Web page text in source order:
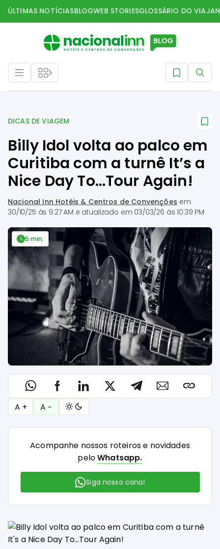
ÚLTIMAS NOTÍCIASBLOGWEB STORIESGLOSSÁRIO DO
DICAS DE VIAGEM
Billy Idol volta ao palco em
Curitiba com a turnê It’s a
Nice Day To…Tour Again!
Nacional Inn Hotéis & Centros de Convenções em
30/10/25 às 9:27 AM e atualizado em 03/03/26 às 10:39 PM
5 min.
A + A −
Acompanhe nossos roteiros e novidades
peloWhatsapp.
Siga nosso canal